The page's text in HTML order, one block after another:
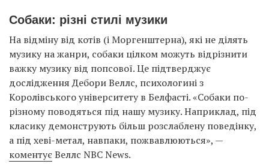
Собаки: різні стилі музики
На відміну від котів (і Моргенштерна), які не ділять
музику на жанри, собаки цілком можуть відрізнити
важку музику від попсової. Це підтверджує
дослідження Дебори Веллс, психологині з
Королівського університету в Белфасті. «Собаки по-
різному поводяться під нашу музику. Наприклад, під
класику демонструють більш розслаблену поведінку,
а під хеві-метал, навпаки, пожвавлюються», —
коментуєВеллс NBC News.